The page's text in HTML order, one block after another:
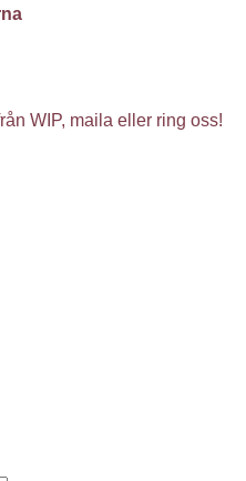
WIP, maila eller ring oss!